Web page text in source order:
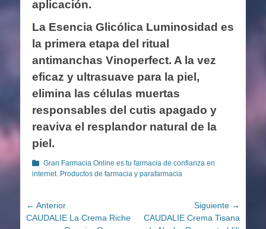
aplicación.
La Esencia Glicólica Luminosidad es
la primera etapa del ritual
antimanchas Vinoperfect. A la vez
eficaz y ultrasuave para la piel,
elimina las células muertas
responsables del cutis apagado y
reaviva el resplandor natural de la
piel.
Categorías
Gran Farmacia Online es tu farmacia de confianza en
internet. Productos de farmacia y parafarmacia
Navegación
de
← Anterior
Entrada
CAUDALIE La Crema Riche
Siguiente →
Entrada
CAUDALIE Crema Tisana